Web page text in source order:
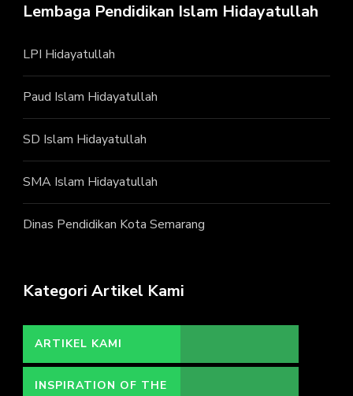
Lembaga Pendidikan Islam Hidayatullah
LPI Hidayatullah
Paud Islam Hidayatullah
SD Islam Hidayatullah
SMA Islam Hidayatullah
Dinas Pendidikan Kota Semarang
Kategori Artikel Kami
ARTIKEL KAMI
INSPIRATION OF THE